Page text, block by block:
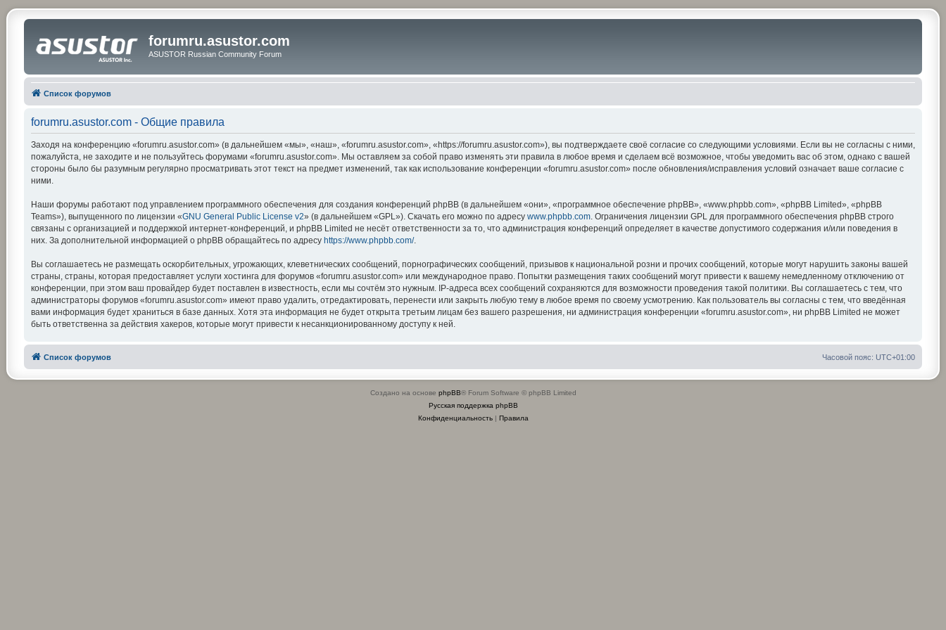
forumru.asustor.com
ASUSTOR Russian Community Forum
Список форумов
forumru.asustor.com - Общие правила
Заходя на конференцию «forumru.asustor.com» (в дальнейшем «мы», «наш», «forumru.asustor.com», «https://forumru.asustor.com»), вы подтверждаете своё согласие со следующими условиями. Если вы не согласны с ними,
пожалуйста, не заходите и не пользуйтесь форумами «forumru.asustor.com». Мы оставляем за собой право изменять эти правила в любое время и сделаем всё возможное, чтобы уведомить вас об этом, однако с вашей
стороны было бы разумным регулярно просматривать этот текст на предмет изменений, так как использование конференции «forumru.asustor.com» после обновления/исправления условий означает ваше согласие с
ними.
Наши форумы работают под управлением программного обеспечения для создания конференций phpBB (в дальнейшем «они», «программное обеспечение phpBB», «www.phpbb.com», «phpBB Limited», «phpBB
Teams»), выпущенного по лицензии «GNU General Public License v2» (в дальнейшем «GPL»). Скачать его можно по адресу www.phpbb.com. Ограничения лицензии GPL для программного обеспечения phpBB строго
связаны с организацией и поддержкой интернет-конференций, и phpBB Limited не несёт ответственности за то, что администрация конференций определяет в качестве допустимого содержания и/или поведения в
них. За дополнительной информацией о phpBB обращайтесь по адресу https://www.phpbb.com/.
Вы соглашаетесь не размещать оскорбительных, угрожающих, клеветнических сообщений, порнографических сообщений, призывов к национальной розни и прочих сообщений, которые могут нарушить законы вашей
страны, страны, которая предоставляет услуги хостинга для форумов «forumru.asustor.com» или международное право. Попытки размещения таких сообщений могут привести к вашему немедленному отключению от
конференции, при этом ваш провайдер будет поставлен в известность, если мы сочтём это нужным. IP-адреса всех сообщений сохраняются для возможности проведения такой политики. Вы соглашаетесь с тем, что
администраторы форумов «forumru.asustor.com» имеют право удалить, отредактировать, перенести или закрыть любую тему в любое время по своему усмотрению. Как пользователь вы согласны с тем, что введённая
вами информация будет храниться в базе данных. Хотя эта информация не будет открыта третьим лицам без вашего разрешения, ни администрация конференции «forumru.asustor.com», ни phpBB Limited не может
быть ответственна за действия хакеров, которые могут привести к несанкционированному доступу к ней.
Список форумов Часовой пояс: UTC+01:00
Создано на основе phpBB® Forum Software © phpBB Limited
Русская поддержка phpBB
Конфиденциальность| Правила